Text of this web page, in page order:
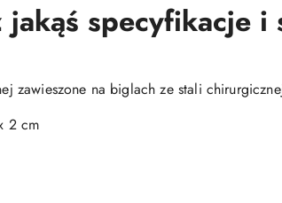
specyfikacje i
zawieszone na biglach ze stali
2 cm